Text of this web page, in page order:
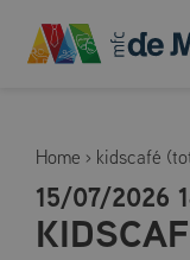
Home › kidscafé
15/07/2026